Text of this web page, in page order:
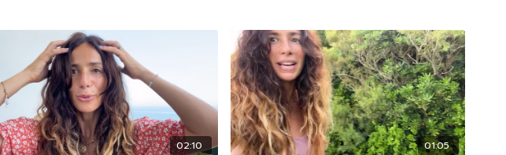
02:10 01:05